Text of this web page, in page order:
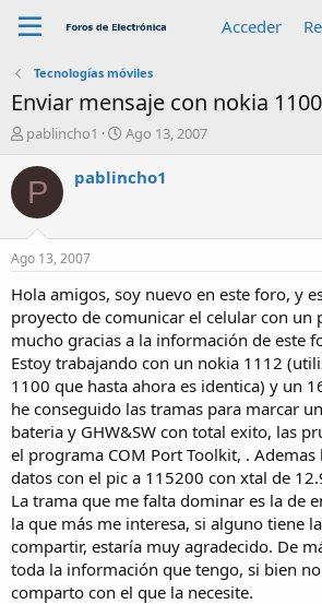
Acceder
Tecnologías móviles
Enviar mensaje con nokia 1100
A
t
o
r
pablincho1
F
c
n
c
i
o
Ago 13, 2007
P pablincho1
Ago 13, 2007
Hola amigos, soy nuevo en este foro, y
proyecto de comunicar el celular con un
mucho gracias a la información de este
Estoy trabajando con un nokia 1112
1100 que hasta ahora es identica) y un
he conseguido las tramas para marcar
bateria y GHW&SW con total exito, las
el programa COM Port Toolkit, .
datos con el pic a 115200 con xtal de
La trama que me falta dominar es la de
la que más me interesa, si alguno tiene
compartir, estaría muy agradecido. De
toda la información que tengo, si bien
comparto con el que la necesite.